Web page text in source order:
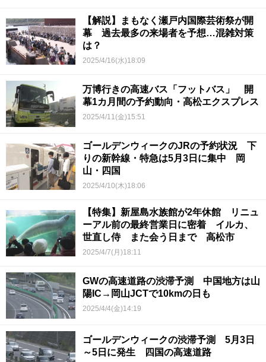
【解説】まもなく瀬戸内国際芸術祭が開
幕 過去最多の来場者を予想…混雑対策
は？
2025/4/16(水)18:09
万博行きの高速バス「フットバス」 開
幕1カ月間の予約動向・高松エクスプレス
2025/4/11(金)15:51
ゴールデンウィークのJRの予約状況 下
りの新幹線・特急は5月3日に集中 岡
山・四国
2025/4/10(木)18:06
【特集】新屋島水族館が2年休館 リニュ
ーアル前の最終営業日に密着 イルカ、
世直し侍 また会う日まで 高松市
2025/4/7(月)18:11
GWの高速道路の渋滞予測 中国地方は山
陽IC→岡山JCTで10kmの日も
2025/4/4(金)14:19
ゴールデンウィークの渋滞予測 5月3日
～5日に発生 四国の高速道路